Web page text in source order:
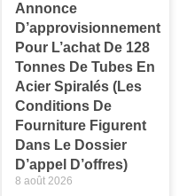
Annonce
D’approvisionnement
Pour L’achat De 128
Tonnes De Tubes En
Acier Spiralés (les
Conditions De
Fourniture Figurent
Dans Le Dossier
D’appel D’offres)
8 août 2026